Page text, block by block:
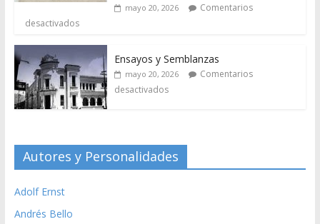
mayo 20, 2026
Comentarios
desactivados
Ensayos y Semblanzas
mayo 20, 2026
Comentarios
desactivados
Autores y Personalidades
Adolf Ernst
Andrés Bello